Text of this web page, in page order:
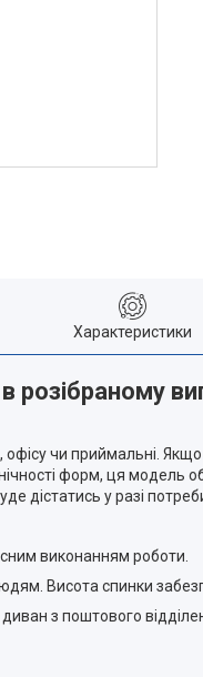
Характеристики
розібраному
чи приймальні.
форм, ця модель
дістатись у разі
виконанням роботи.
Висота спинки
з поштового